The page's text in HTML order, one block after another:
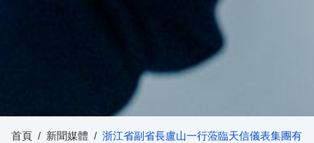
首頁 / 新聞媒體 / 浙江省副省長盧山一行蒞臨天信儀表集團有